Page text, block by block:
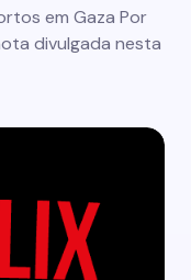
em Gaza Por
divulgada nesta